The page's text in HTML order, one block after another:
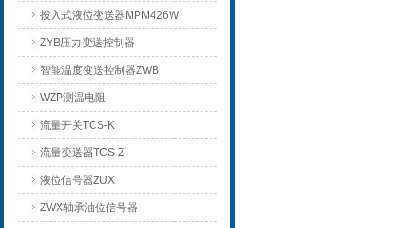
投入式液位变送器MPM426W
ZYB压力变送控制器
智能温度变送控制器ZWB
WZP测温电阻
流量开关TCS-K
流量变送器TCS-Z
液位信号器ZUX
ZWX轴承油位信号器